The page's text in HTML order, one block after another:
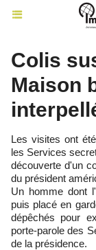
Colis
Maison
Les visites ont
les Services
découverte d'un
du président
Un homme dont
puis placé en
dépêchés pour
porte-parole des
de la présidence.